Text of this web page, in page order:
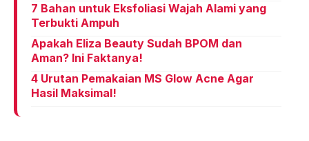
7 Bahan untuk Eksfoliasi Wajah Alami yang
Terbukti Ampuh
Apakah Eliza Beauty Sudah BPOM dan
Aman? Ini Faktanya!
4 Urutan Pemakaian MS Glow Acne Agar
Hasil Maksimal!